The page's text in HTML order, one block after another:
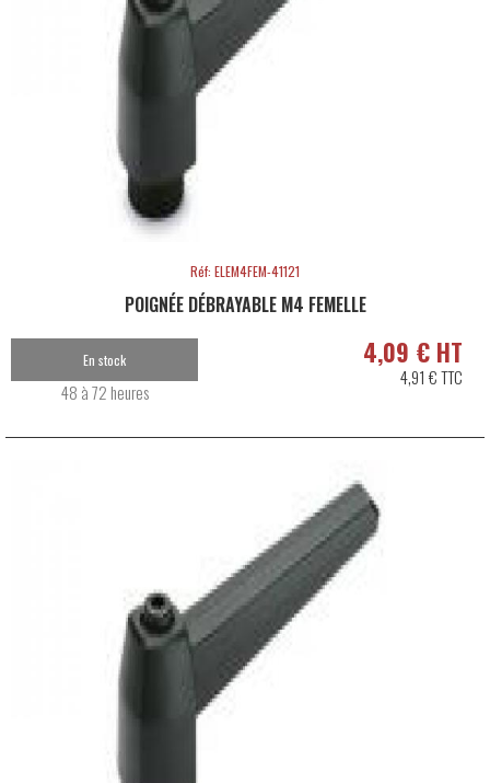
Réf: ELEM4FEM-41121
POIGNÉE DÉBRAYABLE M4 FEMELLE
4,09 € HT
4,91 € TTC
En stock
48 à 72 heures